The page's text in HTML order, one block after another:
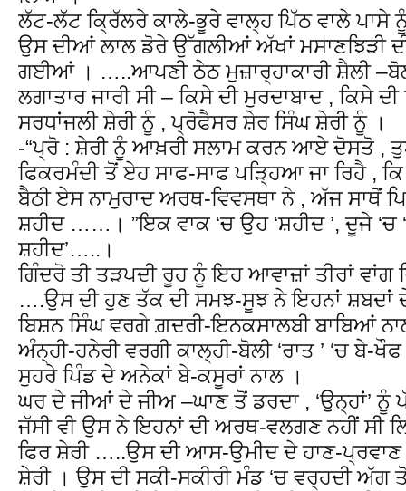
ਲੱਟ-ਲੱਟ ਕ੍ਰਿੱਲਰੇ ਕਾਲੇ-ਭੂਰੇ ਵਾਲ੍ਹ ਪਿੱਠ ਵਾਲੇ
ਉਸ ਦੀਆਂ ਲਾਲ ਡੋਰੇ ਉੱਗਲੀਆਂ ਅੱਖਾਂ ਮਸਾਣਝਿੜੀ
ਗਈਆਂ । …..ਆਪਣੀ ਠੇਠ ਮੁਜ਼ਾਰ੍ਹਾਕਾਰੀ ਸ਼ੈਲੀ
ਲਗਾਤਾਰ ਜਾਰੀ ਸੀ – ਕਿਸੇ ਦੀ ਮੁਰਦਾਬਾਦ , ਕਿਸੇ
ਸਰਧਾਂਜਲੀ ਸ਼ੇਰੀ ਨੂੰ , ਪ੍ਰੋਫੈਸਰ ਸ਼ੇਰ ਸਿੰਘ ਸ਼ੇਰੀ ਨੂੰ ।
-“ਪ੍ਰੋ : ਸ਼ੇਰੀ ਨੂੰ ਆਖ਼ਰੀ ਸਲਾਮ ਕਰਨ ਆਏ ਦੋਸਤੋ ,
ਫਿਕਰਮੰਦੀ ਤੋਂ ਏਹ ਸਾਫ-ਸਾਫ ਪੜ੍ਹਿਆ ਜਾ ਰਿਹੈ ,
ਬੈਠੀ ਏਸ ਨਾਮੁਰਾਦ ਅਰਥ-ਵਿਵਸਥਾ ਨੇ , ਅੱਜ ਸਾਥੋਂ
ਸ਼ਹੀਦ ……। ”ਇਕ ਵਾਕ ‘ਚ ਉਹ ‘ਸ਼ਹੀਦ ’, ਦੂਜੇ ‘ਚ
ਸ਼ਹੀਦ’…..।
ਗਿੰਦਰੋ ਤੀ ਤੜਪਦੀ ਰੂਹ ਨੂੰ ਇਹ ਆਵਾਜ਼ਾਂ ਤੀਰਾਂ
….ਉਸ ਦੀ ਹੁਣ ਤੱਕ ਦੀ ਸਮਝ-ਸੂਝ ਨੇ ਇਹਨਾਂ ਸ਼ਬਦਾਂ
ਬਿਸ਼ਨ ਸਿੰਘ ਵਰਗੇ ਗ਼ਦਰੀ-ਇਨਕਸਾਲਬੀ ਬਾਬਿਆਂ
ਅੰਨ੍ਹੀ-ਹਨੇਰੀ ਵਰਗੀ ਕਾਲ੍ਹੀ-ਬੋਲੀ ‘ਰਾਤ ’ ‘ਚ ਬੇ-ਖੌਫ
ਸੁਹਰੇ ਪਿੰਡ ਦੇ ਅਨੇਕਾਂ ਬੇ-ਕਸੂਰਾਂ ਨਾਲ ।
ਘਰ ਦੇ ਜੀਆਂ ਦੇ ਜੀਅ –ਘਾਣ ਤੋਂ ਡਰਦਾ , ‘ਉਨ੍ਹਾਂ’
ਜੱਸੀ ਵੀ ਉਸ ਨੇ ਇਹਨਾਂ ਦੀ ਅਰਥ-ਵਲਗਣ ਨਹੀਂ ਸੀ
ਫਿਰ ਸ਼ੇਰੀ …..ਉਸ ਦੀ ਆਸ-ਉਮੀਦ ਦੇ ਹਾਣ-ਪ੍ਰਵਾਣ
ਸ਼ੇਰੀ । ਉਸ ਦੀ ਸਕੀ-ਸਕੀਰੀ ਮੰਡ ‘ਚ ਵਰ੍ਹਦੀ ਅੱਗ